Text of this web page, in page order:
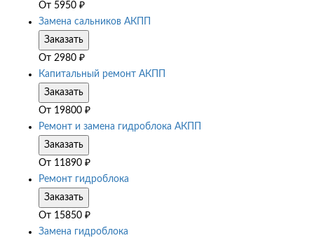
От 5950 ₽
Замена сальников АКПП
Заказать
От 2980 ₽
Капитальный ремонт АКПП
Заказать
От 19800 ₽
Ремонт и замена гидроблока АКПП
Заказать
От 11890 ₽
Ремонт гидроблока
Заказать
От 15850 ₽
Замена гидроблока